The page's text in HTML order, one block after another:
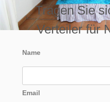
Tragen Sie
Verteiler für
Name
Email